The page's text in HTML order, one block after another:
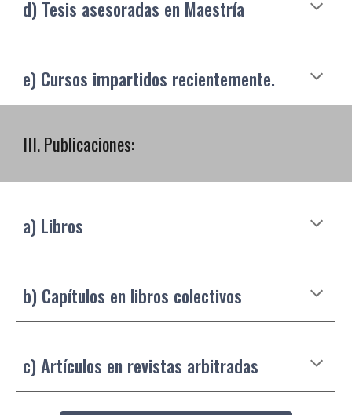
d) Tesis asesoradas en Maestría
e) Cursos impartidos recientemente.
III. Publicaciones:
a) Libros
b) Capítulos en libros colectivos
c) Artículos en revistas arbitradas